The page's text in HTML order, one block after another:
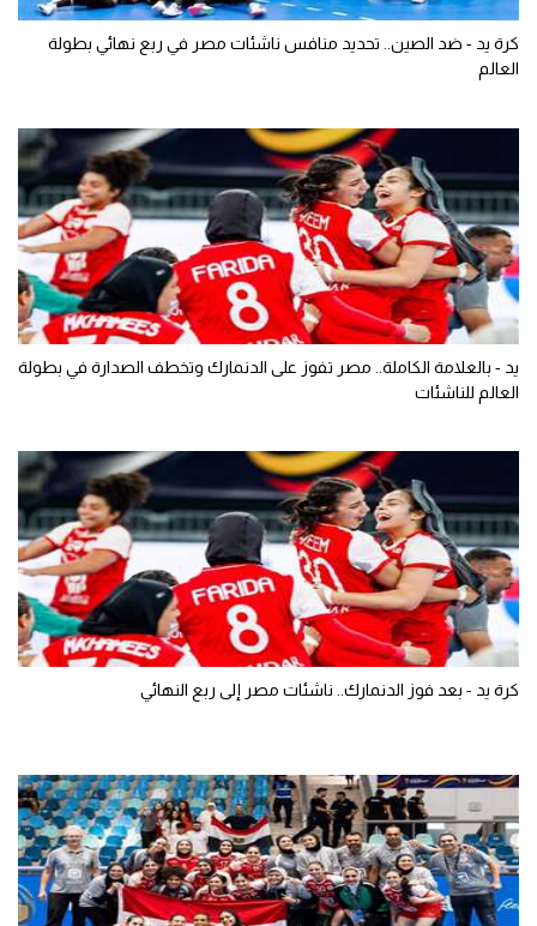
كرة يد - ضد الصين.. تحديد منافس ناشئات مصر في ربع نهائي بطولة
العالم
يد - بالعلامة الكاملة.. مصر تفوز على الدنمارك وتخطف الصدارة في بطولة
العالم للناشئات
كرة يد - بعد فوز الدنمارك.. ناشئات مصر إلى ربع النهائي